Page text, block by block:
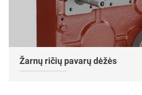
Žarnų ričių pavarų dėžės